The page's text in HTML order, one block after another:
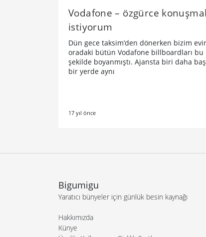
Vodafone – özgürce
istiyorum
Dün gece taksim’den dönerken bizim
oradaki bütün Vodafone billboardları bu
şekilde boyanmıştı. Ajansta biri daha
bir yerde aynı
17 yıl önce
Bigumigu
Yaratıcı bünyeler için günlük besin kaynağı
Hakkımızda
Künye